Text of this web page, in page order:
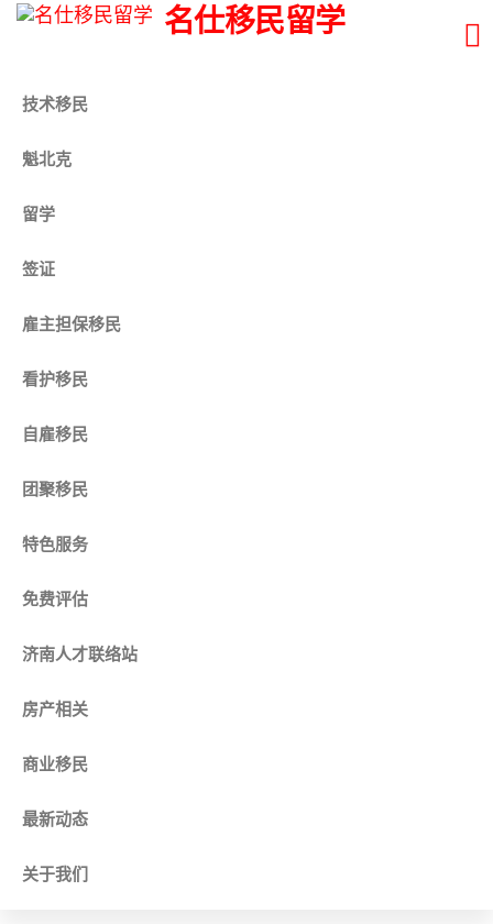
名仕移民留学
技术移民
魁北克
留学
签证
雇主担保移民
看护移民
自雇移民
团聚移民
特色服务
免费评估
济南人才联络站
房产相关
商业移民
最新动态
关于我们